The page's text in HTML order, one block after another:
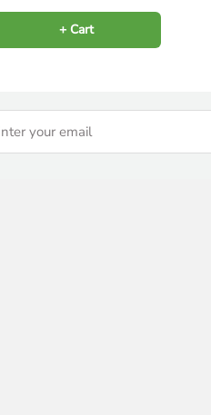
+ Cart